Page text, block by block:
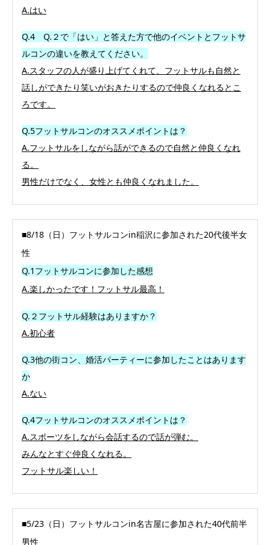
A.はい
Q.4 Q.２で「はい」と答えた方で他のイベントとフットサ
ルコンの違いを教えてください。
A.スタッフの人が盛り上げてくれて、フットサルも自然と
話しができたり笑いがおきたりするので仲良くなれるとこ
ろです。
Q.5フットサルコンのオススメポイントは？
A.フットサルをしながら話ができるので自然と仲良くなれ
る。
男性だけでなく、女性とも仲良くなれました。
■8/18（日）フットサルコンin稲沢に参加された20代後半女
性
Q.1フットサルコンに参加した感想
A.楽しかったです！フットサル最高！
Q.２フットサル経験はありますか？
A.初心者
Q.3他の街コン、婚活パーティーに参加したことはあります
か
A.ない
Q.4フットサルコンのオススメポイントは？
A.スポーツをしながら会話するので話が弾む。
みんなとすぐ仲良くなれる。
フットサル楽しい！
■5/23（日）フットサルコンin名古屋に参加された40代前半
男性